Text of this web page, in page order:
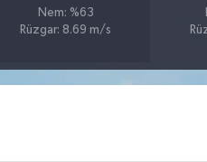
Nem: %63
Rüzgar: 8.69 m/s